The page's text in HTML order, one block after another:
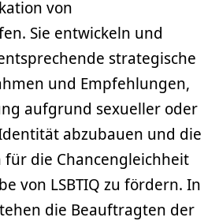
von
Sie entwickeln und
strategische
und Empfehlungen,
aufgrund sexueller oder
abzubauen und die
für die Chancengleichheit
von LSBTIQ zu fördern. In
die Beauftragten der